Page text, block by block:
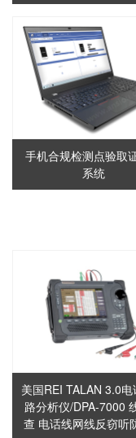
手机合规检测点验取
系统
美国REI TALAN 3.0
路分析仪/DPA-7000
查 电话线网线反窃听